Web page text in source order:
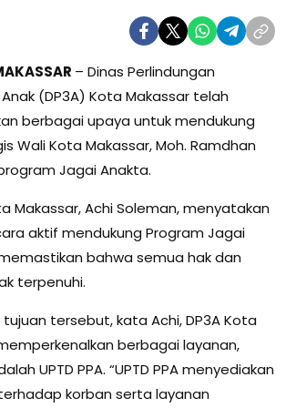
– Dinas Perlindungan
(DP3A) Kota Makassar telah
berbagai upaya untuk mendukung
Wali Kota Makassar, Moh. Ramdhan
Jagai Anakta.
Makassar, Achi Soleman, menyatakan
aktif mendukung Program Jagai
bahwa semua hak dan
terpenuhi.
tersebut, kata Achi, DP3A Kota
berbagai layanan,
UPTD PPA. “UPTD PPA menyediakan
korban serta layanan